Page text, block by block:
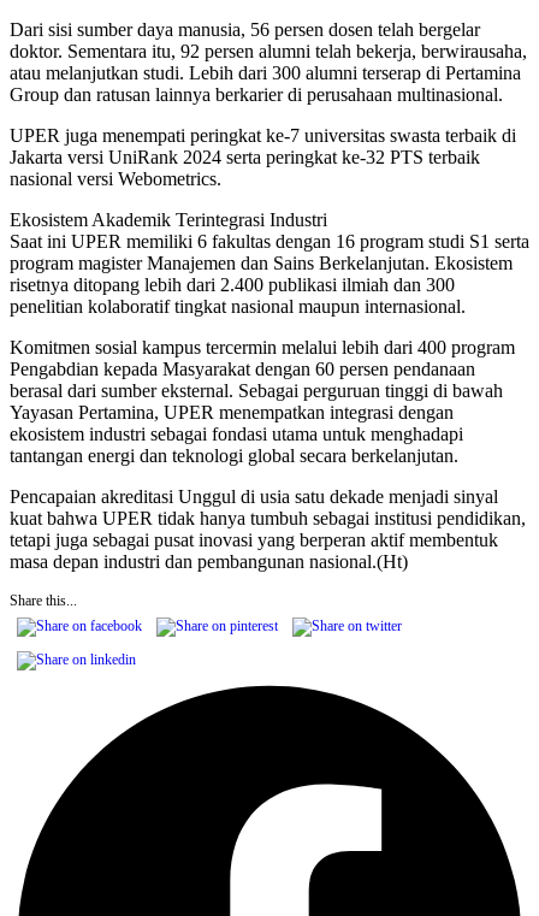
Dari sisi sumber daya manusia, 56 persen dosen telah bergelar
doktor. Sementara itu, 92 persen alumni telah bekerja, berwirausaha,
atau melanjutkan studi. Lebih dari 300 alumni terserap di Pertamina
Group dan ratusan lainnya berkarier di perusahaan multinasional.
UPER juga menempati peringkat ke-7 universitas swasta terbaik di
Jakarta versi UniRank 2024 serta peringkat ke-32 PTS terbaik
nasional versi Webometrics.
Ekosistem Akademik Terintegrasi Industri
Saat ini UPER memiliki 6 fakultas dengan 16 program studi S1 serta
program magister Manajemen dan Sains Berkelanjutan. Ekosistem
risetnya ditopang lebih dari 2.400 publikasi ilmiah dan 300
penelitian kolaboratif tingkat nasional maupun internasional.
Komitmen sosial kampus tercermin melalui lebih dari 400 program
Pengabdian kepada Masyarakat dengan 60 persen pendanaan
berasal dari sumber eksternal. Sebagai perguruan tinggi di bawah
Yayasan Pertamina, UPER menempatkan integrasi dengan
ekosistem industri sebagai fondasi utama untuk menghadapi
tantangan energi dan teknologi global secara berkelanjutan.
Pencapaian akreditasi Unggul di usia satu dekade menjadi sinyal
kuat bahwa UPER tidak hanya tumbuh sebagai institusi pendidikan,
tetapi juga sebagai pusat inovasi yang berperan aktif membentuk
masa depan industri dan pembangunan nasional.(Ht)
Share this...